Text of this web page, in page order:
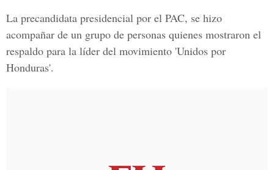
La precandidata presidencial por el PAC, se hizo
acompañar de un grupo de personas quienes mostraron el
respaldo para la líder del movimiento 'Unidos por
Honduras'.